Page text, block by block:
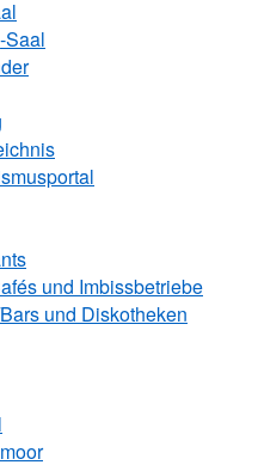
Saal
und Imbissbetriebe
und Diskotheken